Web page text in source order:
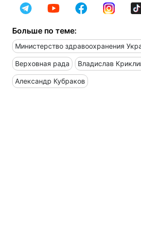
Больше по теме:
Министерство здравоохранения
Верховная рада Владислав
Александр Кубраков